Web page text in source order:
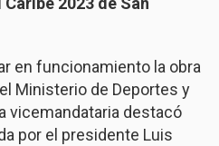
en funcionamiento la obra
Ministerio de Deportes y
vicemandataria destacó
por el presidente Luis